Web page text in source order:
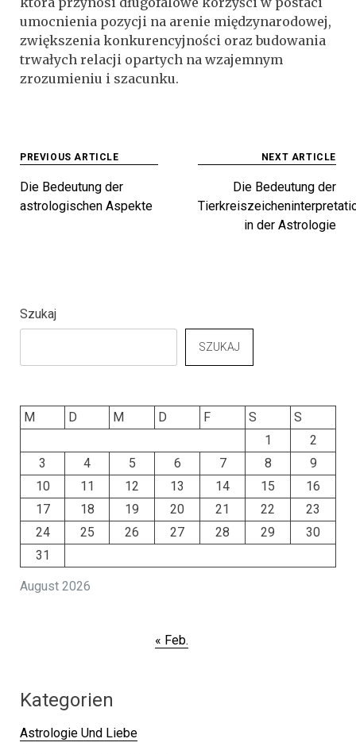
umocnienia pozycji na arenie międzynarodowej,
zwiększenia konkurencyjności oraz budowania
trwałych relacji opartych na wzajemnym
zrozumieniu i szacunku.
Beitragsnavigation
PREVIOUS ARTICLE
Die Bedeutung der
astrologischen Aspekte
NEXT ARTICLE
Die Bedeutung der
in der Astrologie
Szukaj
SZUKAJ
August 2026
M D M D F S
S
1
2
3
4 5 6 7 8
9
10
11 12 13 14 15
16
17
18 19 20 21 22
23
24
25 26 27 28 29
30
31
« Feb.
Kategorien
Astrologie Und Liebe